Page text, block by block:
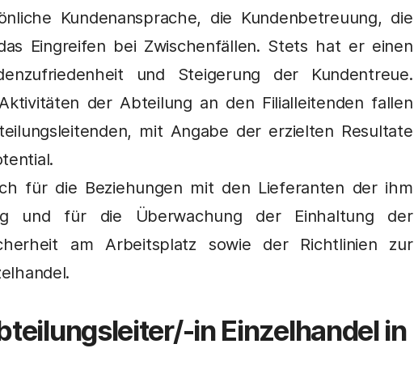
Kundenansprache, die Kundenbetreuung, die
Eingreifen bei Zwischenfällen. Stets hat er einen
und Steigerung der Kundentreue.
der Abteilung an den Filialleitenden fallen
mit Angabe der erzielten Resultate
für die Beziehungen mit den Lieferanten der ihm
und für die Überwachung der Einhaltung der
am Arbeitsplatz sowie der Richtlinien zur
in Einzelhandelin